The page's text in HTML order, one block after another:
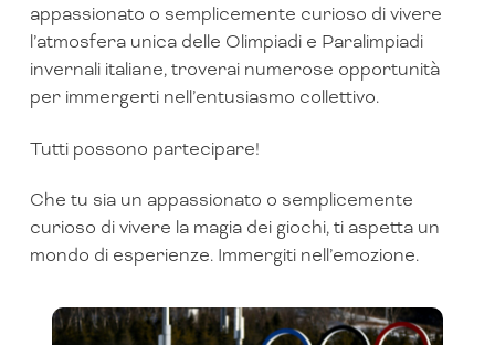
appassionato o semplicemente curioso di vivere
l’atmosfera unica delle Olimpiadi e Paralimpiadi
invernali italiane, troverai numerose opportunità
per immergerti nell’entusiasmo collettivo.
Tutti possono partecipare!
Che tu sia un appassionato o semplicemente
curioso di vivere la magia dei giochi, ti aspetta un
mondo di esperienze. Immergiti nell’emozione.